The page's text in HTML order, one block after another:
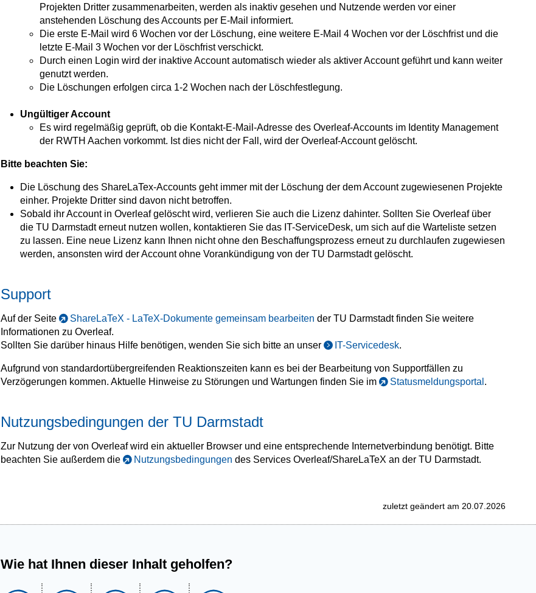
Projekten Dritter zusammenarbeiten, werden als inaktiv gesehen und Nutzende werden vor einer
anstehenden Löschung des Accounts per E-Mail informiert.
Die erste E-Mail wird 6 Wochen vor der Löschung, eine weitere E-Mail 4 Wochen vor der Löschfrist und die
letzte E-Mail 3 Wochen vor der Löschfrist verschickt.
Durch einen Login wird der inaktive Account automatisch wieder als aktiver Account geführt und kann weiter
genutzt werden.
Die Löschungen erfolgen circa 1-2 Wochen nach der Löschfestlegung.
Ungültiger Account
Es wird regelmäßig geprüft, ob die Kontakt-E-Mail-Adresse des Overleaf-Accounts im Identity Management
der RWTH Aachen vorkommt. Ist dies nicht der Fall, wird der Overleaf-Account gelöscht.
Bitte beachten Sie:
Die Löschung des ShareLaTex-Accounts geht immer mit der Löschung der dem Account zugewiesenen Projekte
einher. Projekte Dritter sind davon nicht betroffen.
Sobald ihr Account in Overleaf gelöscht wird, verlieren Sie auch die Lizenz dahinter. Sollten Sie Overleaf über
die TU Darmstadt erneut nutzen wollen, kontaktieren Sie das IT-ServiceDesk, um sich auf die Warteliste setzen
zu lassen. Eine neue Lizenz kann Ihnen nicht ohne den Beschaffungsprozess erneut zu durchlaufen zugewiesen
werden, ansonsten wird der Account ohne Vorankündigung von der TU Darmstadt gelöscht.
Support
Auf der Seite ShareLaTeX - LaTeX-Dokumente gemeinsam bearbeiten der TU Darmstadt finden Sie weitere
Informationen zu Overleaf.
Sollten Sie darüber hinaus Hilfe benötigen, wenden Sie sich bitte an unser
IT-Servicedesk.
Aufgrund von standardortübergreifenden Reaktionszeiten kann es bei der Bearbeitung von Supportfällen zu
Verzögerungen kommen. Aktuelle Hinweise zu Störungen und Wartungen finden Sie im
Statusmeldungsportal .
Nutzungsbedingungen der TU Darmstadt
Zur Nutzung der von Overleaf wird ein aktueller Browser und eine entsprechende Internetverbindung benötigt. Bitte
beachten Sie außerdem die
Nutzungsbedingungen des Services Overleaf/ShareLaTeX an der TU Darmstadt.
zuletzt geändert am 20.07.2026
Wie hat Ihnen dieser Inhalt geholfen?